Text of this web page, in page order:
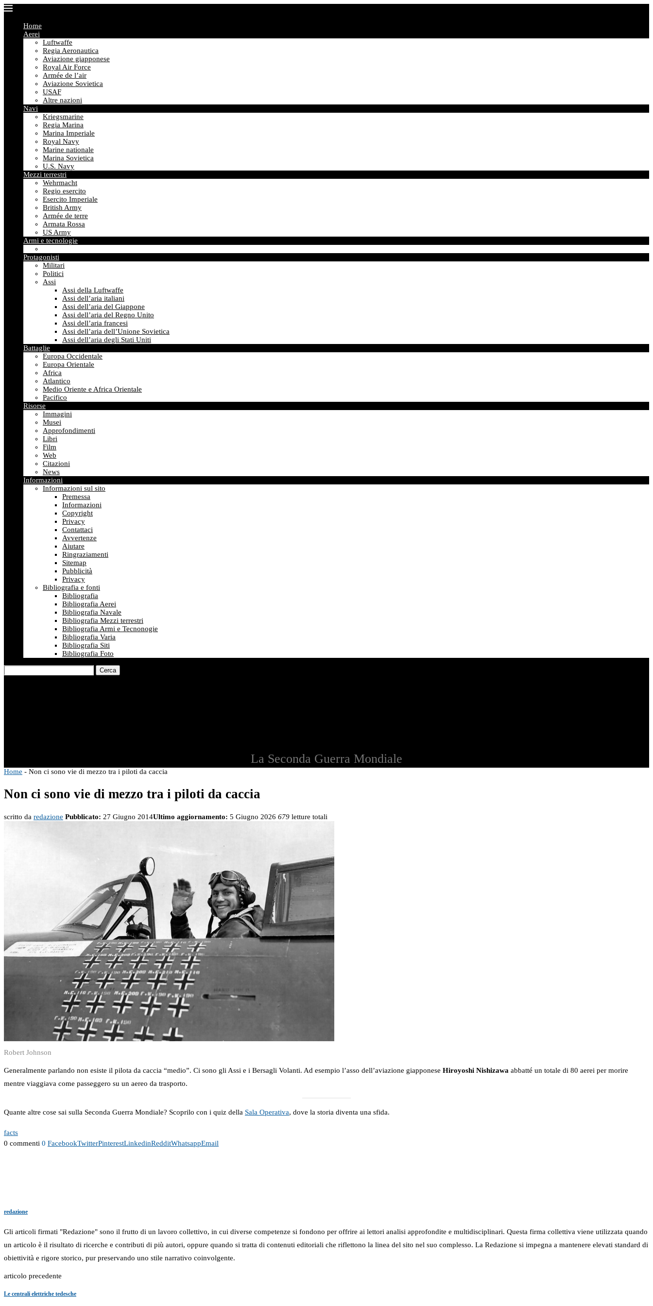
Home
Aerei
Luftwaffe
Regia Aeronautica
Aviazione giapponese
Royal Air Force
Armée de l’air
Aviazione Sovietica
USAF
Altre nazioni
Navi
Kriegsmarine
Regia Marina
Marina Imperiale
Royal Navy
Marine nationale
Marina Sovietica
U.S. Navy
Mezzi terrestri
Wehrmacht
Regio esercito
Esercito Imperiale
British Army
Armée de terre
Armata Rossa
US Army
Armi e tecnologie
Protagonisti
Militari
Politici
Assi
Assi della Luftwaffe
Assi dell’aria italiani
Assi dell’aria del Giappone
Assi dell’aria del Regno Unito
Assi dell’aria francesi
Assi dell’aria dell’Unione Sovietica
Assi dell’aria degli Stati Uniti
Battaglie
Europa Occidentale
Europa Orientale
Africa
Atlantico
Medio Oriente e Africa Orientale
Pacifico
Risorse
Immagini
Musei
Approfondimenti
Libri
Film
Web
Citazioni
News
Informazioni
Informazioni sul sito
Premessa
Informazioni
Copyright
Privacy
Contattaci
Avvertenze
Aiutare
Ringraziamenti
Sitemap
Pubblicità
Privacy
Bibliografia e fonti
Bibliografia
Bibliografia Aerei
Bibliografia Navale
Bibliografia Mezzi terrestri
Bibliografia Armi e Tecnonogie
Bibliografia Varia
Bibliografia Siti
Bibliografia Foto
Cerca
La Seconda Guerra Mondiale
Home - Non ci sono vie di mezzo tra i piloti da caccia
Non ci sono vie di mezzo tra i piloti da caccia
scritto da redazione Pubblicato: 27 Giugno 2014Ultimo aggiornamento: 5 Giugno 2026 679 letture totali
Robert Johnson
Generalmente parlando non esiste il pilota da caccia “medio”. Ci sono gli Assi e i Bersagli Volanti. Ad esempio l’asso dell’aviazione giapponese Hiroyoshi Nishizawa abbatté un totale di 80 aerei per morire
mentre viaggiava come passeggero su un aereo da trasporto.
Quante altre cose sai sulla Seconda Guerra Mondiale? Scoprilo con i quiz della Sala Operativa, dove la storia diventa una sfida.
facts
0 commenti 0 FacebookTwitterPinterestLinkedinRedditWhatsappEmail
redazione
Gli articoli firmati "Redazione" sono il frutto di un lavoro collettivo, in cui diverse competenze si fondono per offrire ai lettori analisi approfondite e multidisciplinari. Questa firma collettiva viene utilizzata quando
un articolo è il risultato di ricerche e contributi di più autori, oppure quando si tratta di contenuti editoriali che riflettono la linea del sito nel suo complesso. La Redazione si impegna a mantenere elevati standard di
obiettività e rigore storico, pur preservando uno stile narrativo coinvolgente.
articolo precedente
Le centrali elettriche tedesche